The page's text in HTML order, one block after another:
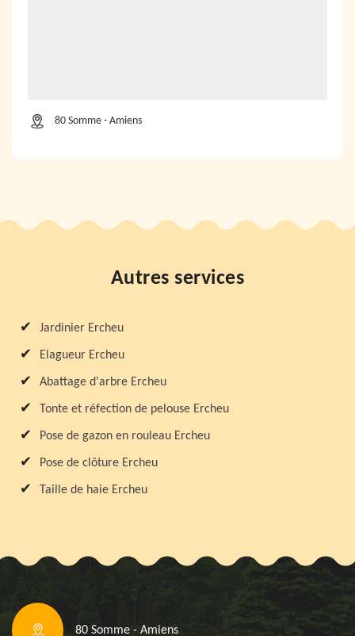
80 Somme - Amiens
Autres services
Jardinier Ercheu
Elagueur Ercheu
Abattage d'arbre Ercheu
Tonte et réfection de pelouse Ercheu
Pose de gazon en rouleau Ercheu
Pose de clôture Ercheu
Taille de haie Ercheu
80 Somme - Amiens